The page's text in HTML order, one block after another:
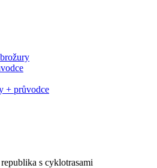
+ průvodce
s cyklotrasami